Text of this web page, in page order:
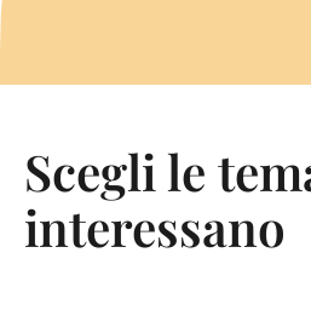
Scegli le
interessano